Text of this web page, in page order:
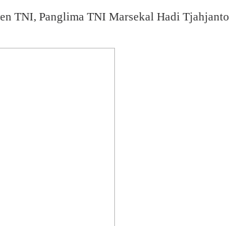
TNI, Panglima TNI Marsekal Hadi